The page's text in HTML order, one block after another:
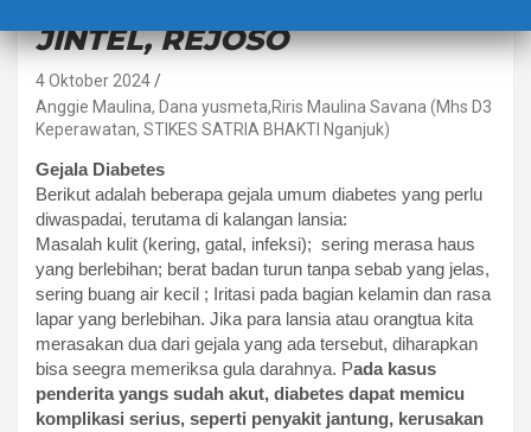
JINTEL, REJOSO
4 Oktober 2024
Anggie Maulina, Dana yusmeta,Riris Maulina Savana (Mhs D3
Keperawatan, STIKES SATRIA BHAKTI Nganjuk)
Gejala Diabetes
Berikut adalah beberapa gejala umum diabetes yang perlu
diwaspadai, terutama di kalangan lansia:
Masalah kulit (kering, gatal, infeksi); sering merasa haus
yang berlebihan; berat badan turun tanpa sebab yang jelas,
sering buang air kecil ; Iritasi pada bagian kelamin dan rasa
lapar yang berlebihan. Jika para lansia atau orangtua kita
merasakan dua dari gejala yang ada tersebut, diharapkan
bisa seegra memeriksa gula darahnya. Pada kasus
penderita yangs sudah akut, diabetes dapat memicu
komplikasi serius, seperti penyakit jantung, kerusakan